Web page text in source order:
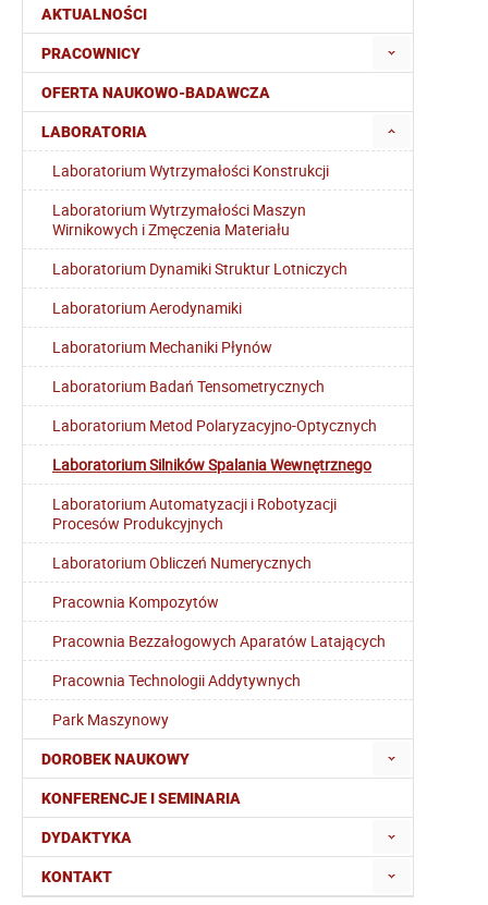
AKTUALNOŚCI
PRACOWNICY
OFERTA NAUKOWO-BADAWCZA
LABORATORIA
Laboratorium Wytrzymałości Konstrukcji
Laboratorium Wytrzymałości Maszyn
Wirnikowych i Zmęczenia Materiału
Laboratorium Dynamiki Struktur Lotniczych
Laboratorium Aerodynamiki
Laboratorium Mechaniki Płynów
Laboratorium Badań Tensometrycznych
Laboratorium Metod Polaryzacyjno-Optycznych
Laboratorium Silników Spalania Wewnętrznego
Laboratorium Automatyzacji i Robotyzacji
Procesów Produkcyjnych
Laboratorium Obliczeń Numerycznych
Pracownia Kompozytów
Pracownia Bezzałogowych Aparatów Latających
Pracownia Technologii Addytywnych
Park Maszynowy
DOROBEK NAUKOWY
KONFERENCJE I SEMINARIA
DYDAKTYKA
KONTAKT